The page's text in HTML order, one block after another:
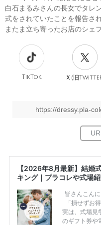
白石まるみさんの長女でタレ
式をされていたことを報告さ
またま立ち寄ったお店のシェ
TikTok Ｘ(旧
https://dressy.pla-
【2026年8月最新】結婚
キング｜プラコレや式場
皆さんこん
「損せずお
実は、式場見
のギフト券や